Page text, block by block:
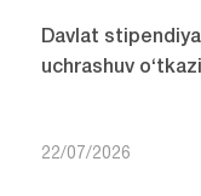
Davlat
uchrashuv
22/07/2026